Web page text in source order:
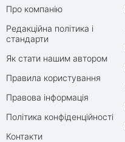
Про компанію
Редакційна політика і
стандарти
Як стати нашим автором
Правила користування
Правова інформація
Політика конфіденційності
Контакти